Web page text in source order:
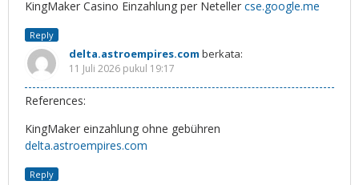
KingMaker Casino Einzahlung per Neteller cse.google.me
Reply
delta.astroempires.com berkata:
11 Juli 2026 pukul 19:17
References:
KingMaker einzahlung ohne gebühren
delta.astroempires.com
Reply